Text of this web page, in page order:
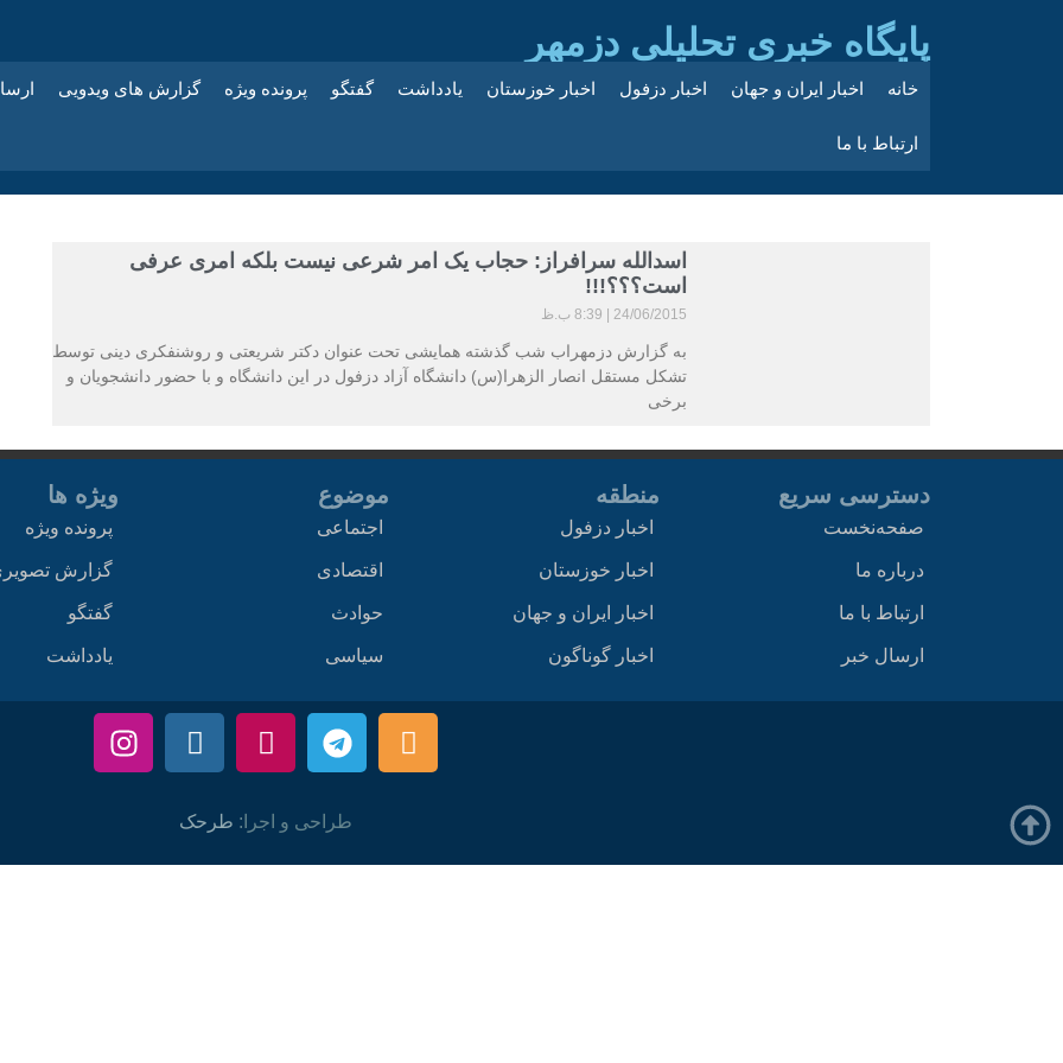
پایگاه خبری تحلیلی دزمهر
خانه اخبار ایران و جهان اخبار دزفول اخبار خوزستان یادداشت گفتگو پرونده ویژه گزارش های ویدویی
ارتباط با ما
اسدالله سرافراز: حجاب یک امر شرعی نیست بلکه امری عرفی
است؟؟؟!!!
24/06/2015 8:39 ب.ظ
به گزارش دزمهراب شب گذشته همایشی تحت عنوان دکتر شریعتی و روشنفکری دینی توسط
تشکل مستقل انصار الزهرا(س) دانشگاه آزاد دزفول در این دانشگاه و با حضور دانشجویان و
برخی
دسترسی سریع
صفحه‌نخست
درباره ما
ارتباط با ما
ارسال خبر
منطقه
اخبار دزفول
اخبار خوزستان
اخبار ایران و جهان
اخبار گوناگون
موضوع
اجتماعی
اقتصادی
حوادث
سیاسی
ویژه ها
پرونده ویژه
گزارش
گفتگو
یادداشت
طراحی و اجرا: طرحک